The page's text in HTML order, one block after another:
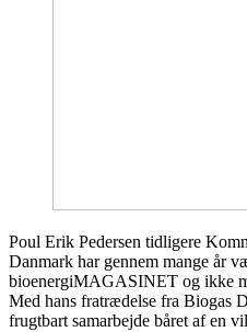
Poul Erik Pedersen tidligere
Danmark har gennem mange år
bioenergiMAGASINET og ikke
Med hans fratrædelse fra Biogas
frugtbart samarbejde båret af en